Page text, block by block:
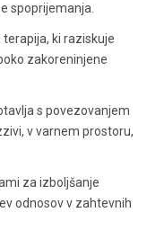
spoprijemanja.
ki raziskuje
zakoreninjene
s povezovanjem
v varnem prostoru,
za izboljšanje
odnosov v zahtevnih